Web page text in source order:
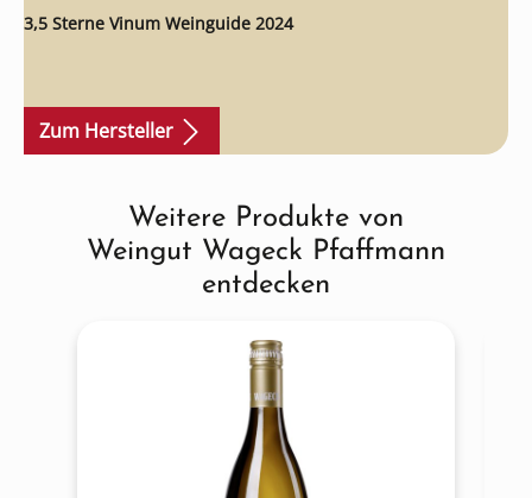
3,5 Sterne Vinum Weinguide 2024
Zum Hersteller
Produktgalerie überspringen
Weitere Produkte von
Weingut Wageck Pfaffmann
entdecken